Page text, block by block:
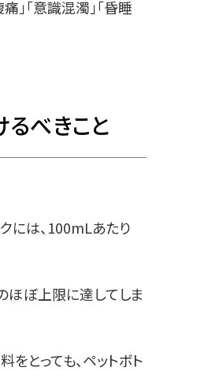
」「意識混濁」「昏睡
べきこと
には、100mLあたり
ほぼ上限に達してしま
とっても、ペットボト